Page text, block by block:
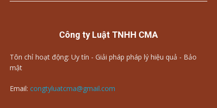
Công ty Luật TNHH CMA
Tôn chỉ hoạt động: Uy tín - Giải pháp pháp lý hiệu quả - Bảo
mật
Email: congtyluatcma@gmail.com